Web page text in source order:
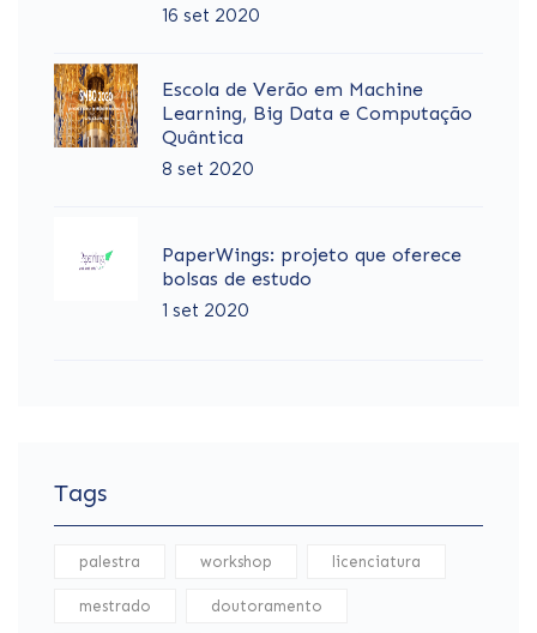
16 set 2020
Escola de Verão em Machine
Learning, Big Data e Computação
Quântica
8 set 2020
PaperWings: projeto que oferece
bolsas de estudo
1 set 2020
Tags
palestra workshop licenciatura
mestrado doutoramento